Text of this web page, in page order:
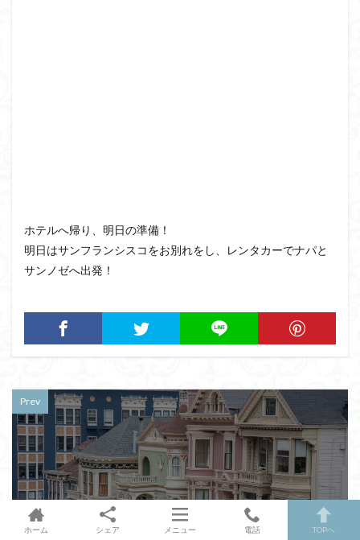
ホテルへ帰り、明日の準備！
明日はサンフランシスコをお別れをし、レンタカーでナパと
サンノゼへ出発！
Prev
ホーム シェア メニュー 電話 TOPへ